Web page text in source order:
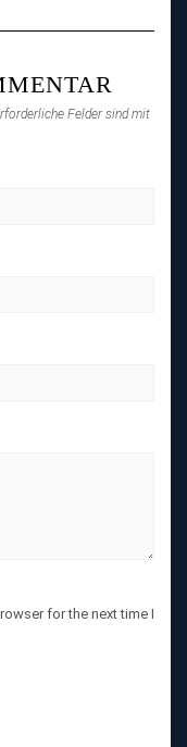
Felder sind mit
for the next time I